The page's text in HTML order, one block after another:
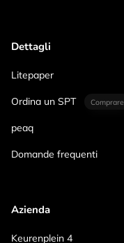
Dettagli
Litepaper
Ordina un SPT Comprare
peaq
Domande frequenti
Azienda
Keurenplein 4